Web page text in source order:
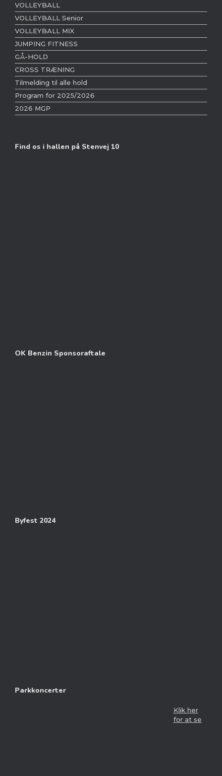
VOLLEYBALL
VOLLEYBALL Senior
VOLLEYBALL MIX
JUMPING FITNESS
GÅ-HOLD
CROSS TRÆNING
Tilmelding til alle hold
Program for 2025/2026
2026 MGP
Find os i hallen på Stenvej 10
OK Benzin Sponsoraftale
Byfest 2024
Parkkoncerter
Klik her
for at se